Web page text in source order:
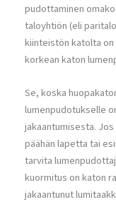
pudottaminen
taloyhtiön (eli
kiinteistön katolta
korkean katon
Se, koska
lumenpudotukselle
jakaantumisesta.
päähän lapetta tai
tarvita
kuormitus on katon
jakaantunut